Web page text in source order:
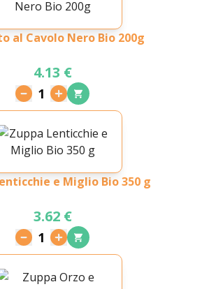
al Cavolo Nero Bio 200g
4.13 €
1
e Miglio Bio 350 g
3.62 €
1